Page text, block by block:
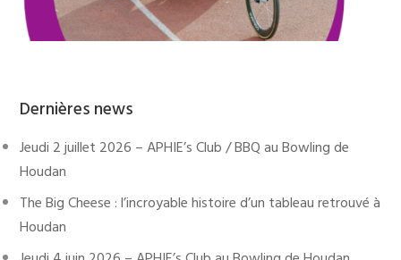
Dernières news
Jeudi 2 juillet 2026 – APHIE’s Club / BBQ au Bowling de
Houdan
The Big Cheese : l’incroyable histoire d’un tableau retrouvé à
Houdan